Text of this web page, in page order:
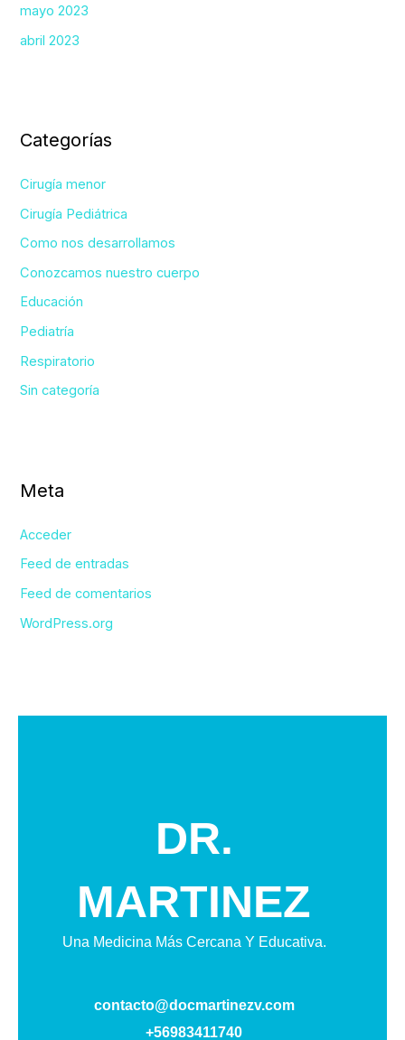
mayo 2023
abril 2023
Categorías
Cirugía menor
Cirugía Pediátrica
Como nos desarrollamos
Conozcamos nuestro cuerpo
Educación
Pediatría
Respiratorio
Sin categoría
Meta
Acceder
Feed de entradas
Feed de comentarios
WordPress.org
DR.
MARTINEZ
Una Medicina Más Cercana Y Educativa.
contacto@docmartinezv.com
+56983411740